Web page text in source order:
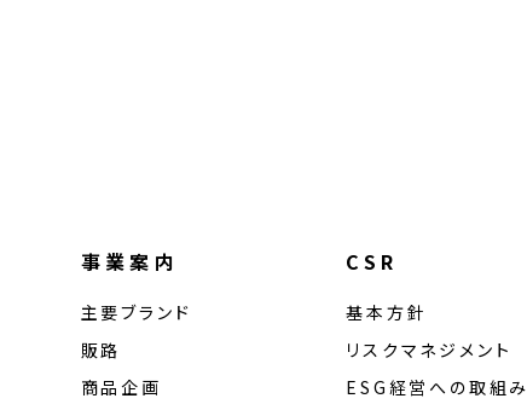
事業案内
主要ブランド
販路
商品企画
CSR
基本方針
リスクマネジメント
ESG経営への取組み